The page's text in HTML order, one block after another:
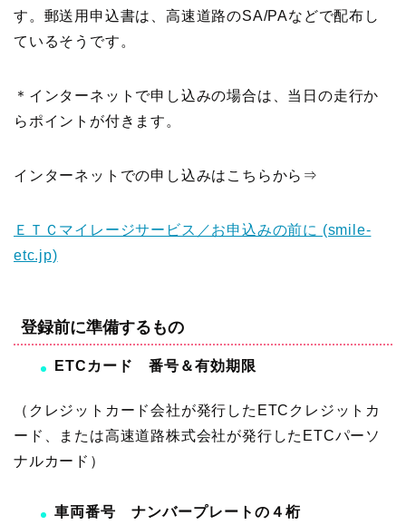
す。郵送用申込書は、高速道路のSA/PAなどで配布し
ているそうです。
＊インターネットで申し込みの場合は、当日の走行か
らポイントが付きます。
インターネットでの申し込みはこちらから⇒
ＥＴＣマイレージサービス／お申込みの前に (smile-
etc.jp)
登録前に準備するもの
ETCカード 番号＆有効期限
（クレジットカード会社が発行したETCクレジットカ
ード、または高速道路株式会社が発行したETCパーソ
ナルカード）
車両番号 ナンバープレートの４桁